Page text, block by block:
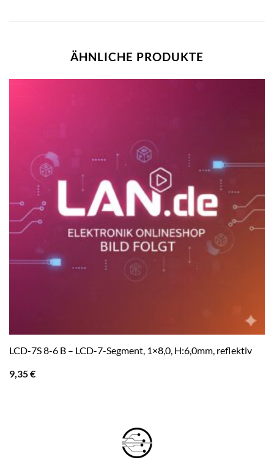
ÄHNLICHE PRODUKTE
LCD-7S 8-6 B – LCD-7-Segment, 1×8,0, H:6,0mm, reflektiv
9,35€